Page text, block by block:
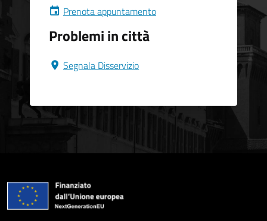
Prenota appuntamento
Problemi in città
Segnala Disservizio